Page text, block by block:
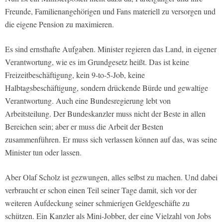
Freunde, Familienangehörigen und Fans materiell zu versorgen und
die eigene Pension zu maximieren.
Es sind ernsthafte Aufgaben. Minister regieren das Land, in eigener
Verantwortung, wie es im Grundgesetz heißt. Das ist keine
Freizeitbeschäftigung, kein 9-to-5-Job, keine
Halbtagsbeschäftigung, sondern drückende Bürde und gewaltige
Verantwortung. Auch eine Bundesregierung lebt von
Arbeitsteilung. Der Bundeskanzler muss nicht der Beste in allen
Bereichen sein; aber er muss die Arbeit der Besten
zusammenführen. Er muss sich verlassen können auf das, was seine
Minister tun oder lassen.
Aber Olaf Scholz ist gezwungen, alles selbst zu machen. Und dabei
verbraucht er schon einen Teil seiner Tage damit, sich vor der
weiteren Aufdeckung seiner schmierigen Geldgeschäfte zu
schützen. Ein Kanzler als Mini-Jobber, der eine Vielzahl von Jobs